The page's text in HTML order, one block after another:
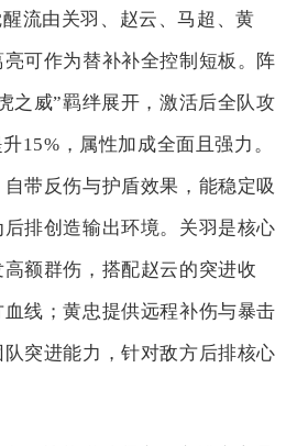
流由关羽、赵云、马超、黄
可作为替补补全控制短板。阵
之威”羁绊展开，激活后全队攻
15%，属性加成全面且强力。
带反伤与护盾效果，能稳定吸
排创造输出环境。关羽是核心
额群伤，搭配赵云的突进收
线；黄忠提供远程补伤与暴击
突进能力，针对敌方后排核心